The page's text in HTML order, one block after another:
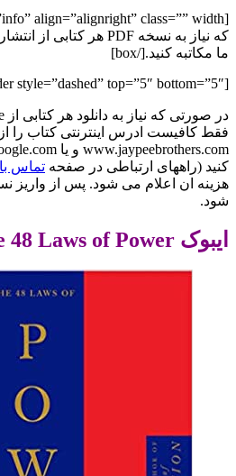
ما مکاتبه کنید.[/box]
[divider style=”dashed” top=”5″ bottom=”5″]
فقط کافیست ادرس اینترنتی کتاب را
کنید (راههای ارتباطی در صفحه تماس با
هزینه ان اعلام می شود. پس از واریز
شود.
ایبوک The 48 Laws of Power